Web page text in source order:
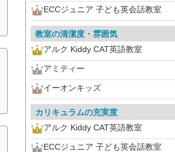
ECCジュニア 子ども英会話教室
教室の清潔度・雰囲気
アルク Kiddy CAT英語教室
アミティー
イーオンキッズ
カリキュラムの充実度
アルク Kiddy CAT英語教室
ECCジュニア 子ども英会話教室